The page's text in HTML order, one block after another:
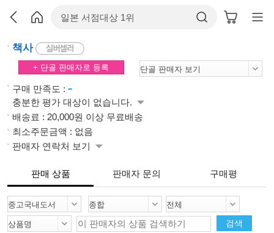
책사
+ 단골 판매자로 등록
구매 만족도 : -
충분한 평가 대상이 없습니다.
배송료 : 20,000원 이상 무료배송
최소주문금액 : 없음
판매자 연락처 보기
판매 상품 판매자 문의 구매평
검색